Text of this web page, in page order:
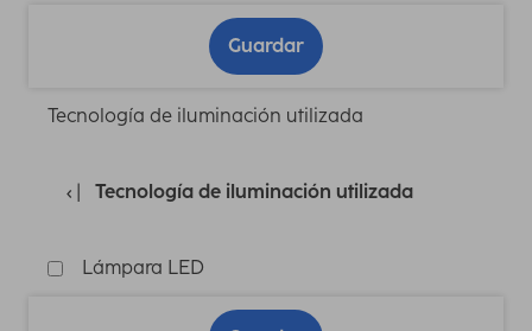
Guardar
Tecnología de iluminación utilizada
Tecnología de iluminación utilizada
Lámpara LED